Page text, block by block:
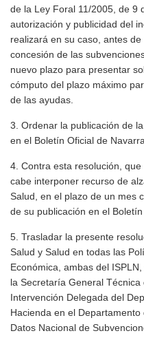
de la Ley Foral 11/2005, de 9
autorización y publicidad del
realizará en su caso, antes
concesión de las
nuevo plazo para presentar
cómputo del plazo máximo
de las ayudas.
3. Ordenar la publicación de
en el Boletín Oficial de Navarra.
4. Contra esta resolución,
cabe interponer recurso de
Salud, en el plazo de un mes
de su publicación en el Boletín
5. Trasladar la presente
Salud y Salud en todas las
Económica, ambas del
la Secretaría General
Intervención Delegada del
Hacienda en el
Datos Nacional de